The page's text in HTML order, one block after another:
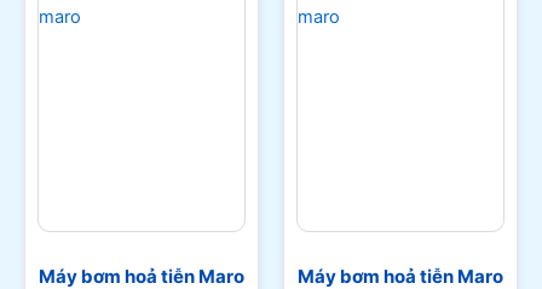
Máy bơm hoả tiễn Maro
Máy bơm hoả tiễn Maro